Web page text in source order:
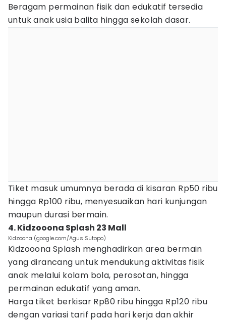
Beragam permainan fisik dan edukatif tersedia
untuk anak usia balita hingga sekolah dasar.
Tiket masuk umumnya berada di kisaran Rp50 ribu
hingga Rp100 ribu, menyesuaikan hari kunjungan
maupun durasi bermain.
4. Kidzooona Splash 23 Mall
Kidzoona (google.com/Agus Sutopo)
Kidzooona Splash menghadirkan area bermain
yang dirancang untuk mendukung aktivitas fisik
anak melalui kolam bola, perosotan, hingga
permainan edukatif yang aman.
Harga tiket berkisar Rp80 ribu hingga Rp120 ribu
dengan variasi tarif pada hari kerja dan akhir